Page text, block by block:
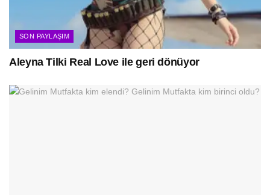
SON PAYLAŞIM
Aleyna Tilki Real Love ile geri dönüyor